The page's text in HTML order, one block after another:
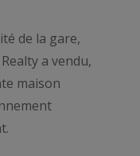
de la gare,
a vendu,
maison